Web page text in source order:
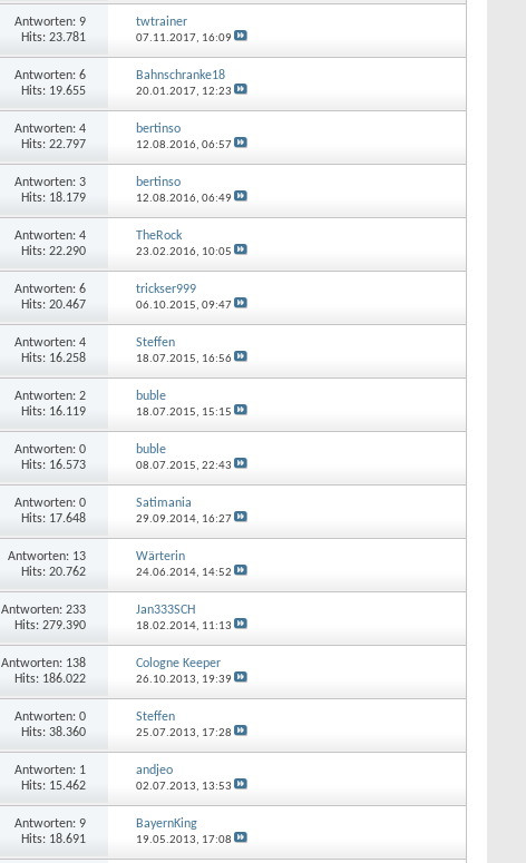
Antworten: 9
Hits: 23.781
twtrainer
07.11.2017, 16:09
Antworten: 6
Hits: 19.655
Bahnschranke18
20.01.2017, 12:23
Antworten: 4
Hits: 22.797
bertinso
12.08.2016, 06:57
Antworten: 3
Hits: 18.179
bertinso
12.08.2016, 06:49
Antworten: 4
Hits: 22.290
TheRock
23.02.2016, 10:05
Antworten: 6
Hits: 20.467
trickser999
06.10.2015, 09:47
Antworten: 4
Hits: 16.258
Steffen
18.07.2015, 16:56
Antworten: 2
Hits: 16.119
buble
18.07.2015, 15:15
Antworten: 0
Hits: 16.573
buble
08.07.2015, 22:43
Antworten: 0
Hits: 17.648
Satimania
29.09.2014, 16:27
Antworten: 13
Hits: 20.762
Wärterin
24.06.2014, 14:52
Antworten: 233
Hits: 279.390
Jan333SCH
18.02.2014, 11:13
Antworten: 138
Hits: 186.022
Cologne Keeper
26.10.2013, 19:39
Antworten: 0
Hits: 38.360
Steffen
25.07.2013, 17:28
Antworten: 1
Hits: 15.462
andjeo
02.07.2013, 13:53
Antworten: 9
Hits: 18.691
BayernKing
19.05.2013, 17:08